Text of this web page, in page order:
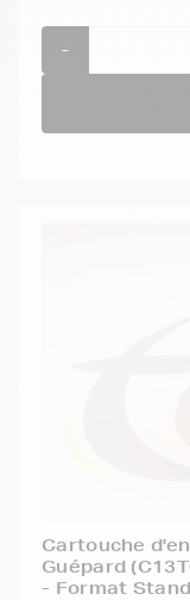
-
Cartouche
Guépard
- Format